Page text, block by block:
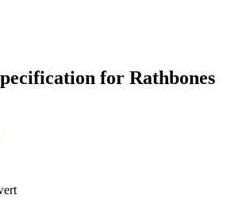
for Rathbones